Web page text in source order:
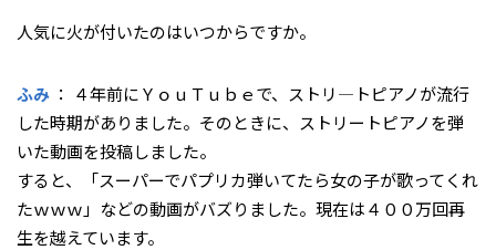
――人気に火が付いたのはいつからですか。
ふみ ： ４年前にＹｏｕＴｕｂｅで、ストリ―トピアノが流行
した時期がありました。そのときに、ストリートピアノを弾
いた動画を投稿しました。
すると、「スーパーでパプリカ弾いてたら女の子が歌ってくれ
たｗｗｗ」などの動画がバズりました。現在は４００万回再
生を越えています。